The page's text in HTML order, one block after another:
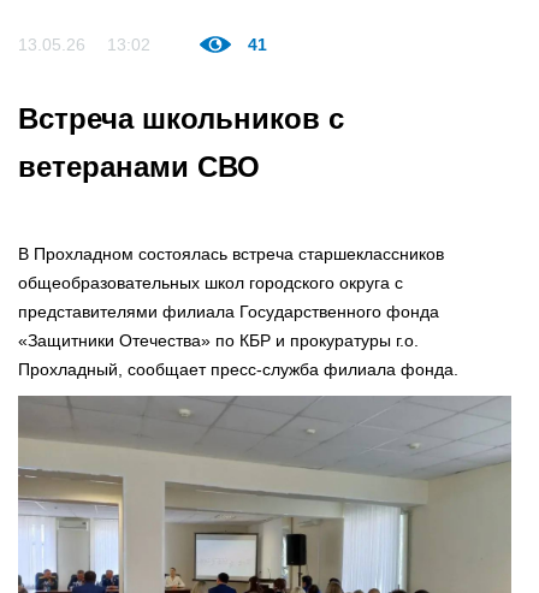
13.05.26 13:02 41
Встреча школьников с
ветеранами СВО
В Прохладном состоялась встреча старшеклассников
общеобразовательных школ городского округа с
представителями филиала Государственного фонда
«Защитники Отечества» по КБР и прокуратуры г.о.
Прохладный, сообщает пресс-служба филиала фонда.